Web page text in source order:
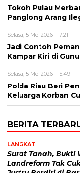
Tokoh Pulau
Panglong Arang
Selasa, 5 Mei 2026 - 17:21
Jadi Contoh
Kampar Kiri di
Selasa, 5 Mei 2026 - 16:49
Polda Riau Beri
Keluarga Korban
BERITA
LANGKAT
Surat Tanah, Bukti
Landreform Tak